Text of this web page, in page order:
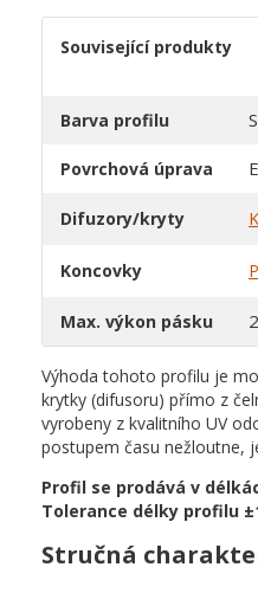
Související produkty
Barva profilu
Povrchová úprava
Difuzory/kryty
Koncovky
Max. výkon pásku
Výhoda tohoto profilu je
krytky (difusoru) přímo z
vyrobeny z kvalitního UV
postupem času nežloutne,
Profil se prodává v
Tolerance délky profilu
Stručná